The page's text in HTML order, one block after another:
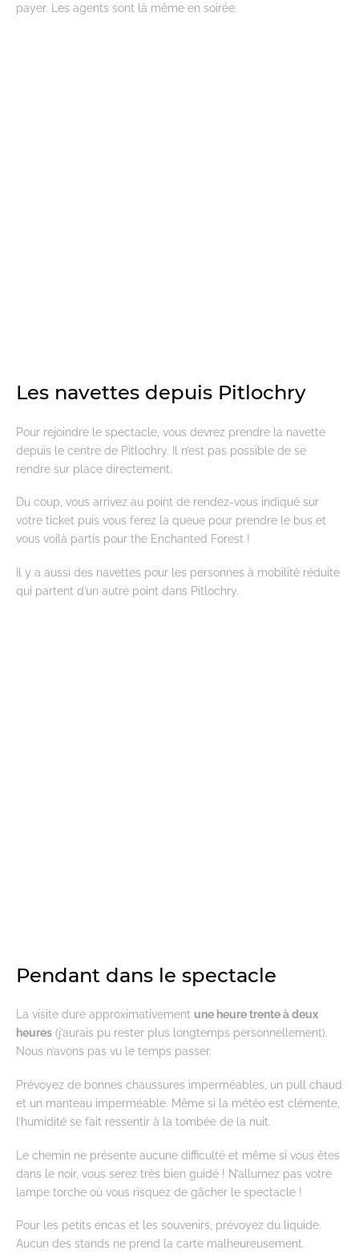
payer. Les agents sont là même en soirée.
Les navettes depuis Pitlochry
Pour rejoindre le spectacle, vous devrez prendre la navette
depuis le centre de Pitlochry. Il n’est pas possible de se
rendre sur place directement.
Du coup, vous arrivez au point de rendez-vous indiqué sur
votre ticket puis vous ferez la queue pour prendre le bus et
vous voilà partis pour the Enchanted Forest !
Il y a aussi des navettes pour les personnes à mobilité réduite
qui partent d’un autre point dans Pitlochry.
Pendant dans le spectacle
La visite dure approximativement une heure trente à deux
heures (j’aurais pu rester plus longtemps personnellement).
Nous n’avons pas vu le temps passer.
Prévoyez de bonnes chaussures imperméables, un pull chaud
et un manteau imperméable. Même si la météo est clémente,
l’humidité se fait ressentir à la tombée de la nuit.
Le chemin ne présente aucune difficulté et même si vous êtes
dans le noir, vous serez très bien guidé ! N’allumez pas votre
lampe torche où vous risquez de gâcher le spectacle !
Pour les petits encas et les souvenirs, prévoyez du liquide.
Aucun des stands ne prend la carte malheureusement.